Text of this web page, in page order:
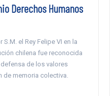
Derechos Humanos
el Rey Felipe VI en la
chilena fue reconocida
de los valores
memoria colectiva.